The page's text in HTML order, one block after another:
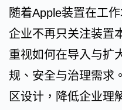
随着Apple装置在工
企业不再只关注装置
重视如何在导入与扩
规、安全与治理需求
区设计，降低企业理